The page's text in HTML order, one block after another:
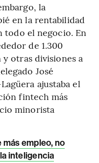
la
en la rentabilidad
todo el negocio. En
de 1.300
otras divisiones a
José
ajustaba el
fintech más
minorista
más empleo, no
inteligencia